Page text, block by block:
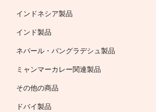
インドネシア製品
インド製品
ネパール・バングラデシュ製品
ミャンマーカレー関連製品
その他の商品
ドバイ製品